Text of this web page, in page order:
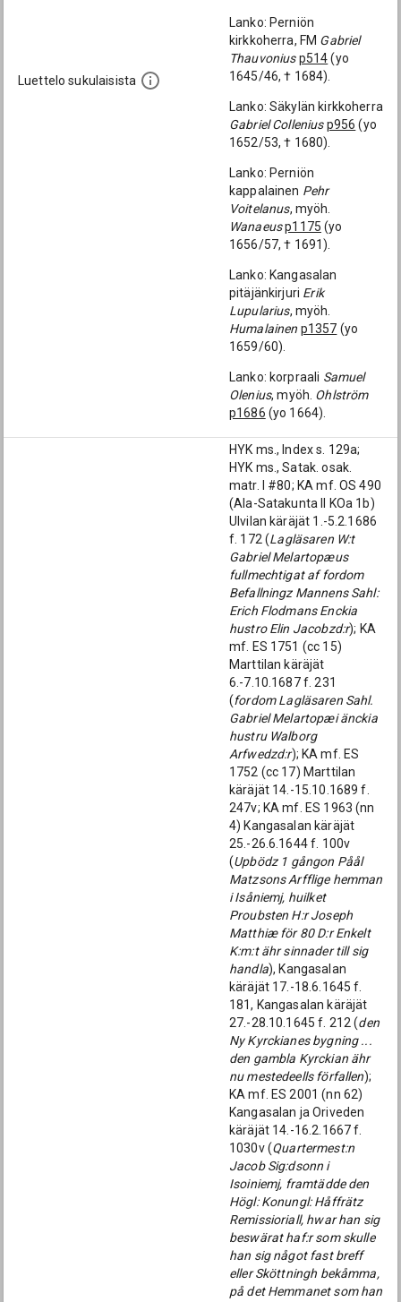
Luettelo sukulaisista
Lanko: Perniön
kirkkoherra, FM Gabriel
Thauvonius p514(yo
1645/46, † 1684).
Lanko: Säkylän kirkkoherra
Gabriel Collenius p956 (yo
1652/53, † 1680).
Lanko: Perniön
kappalainen Pehr
Voitelanus, myöh.
Wanaeusp1175 (yo
1656/57, † 1691).
Lanko: Kangasalan
pitäjänkirjuri Erik
Lupularius, myöh.
Humalainen p1357 (yo
1659/60).
Lanko: korpraali Samuel
Olenius, myöh. Ohlström
p1686 (yo 1664).
HYK ms., Index s. 129a;
HYK ms., Satak. osak.
matr. I #80; KA mf. OS 490
(Ala-Satakunta II KOa 1b)
Ulvilan käräjät 1.-5.2.1686
f. 172 (Lagläsaren W:t
Gabriel Melartopæus
fullmechtigat af fordom
Befallningz Mannens Sahl:
Erich Flodmans Enckia
hustro Elin Jacobzd:r); KA
mf. ES 1751 (cc 15)
Marttilan käräjät
6.-7.10.1687 f. 231
(fordom Lagläsaren Sahl.
Gabriel Melartopæi änckia
hustru Walborg
Arfwedzd:r); KA mf. ES
1752 (cc 17) Marttilan
käräjät 14.-15.10.1689 f.
247v; KA mf. ES 1963 (nn
4) Kangasalan käräjät
25.-26.6.1644 f. 100v
(Upbödz 1 gångon Påål
Matzsons Arfflige hemman
i Isåniemj, huilket
Proubsten H:r Joseph
Matthiæ för 80 D:r Enkelt
K:m:t ähr sinnader till sig
handla), Kangasalan
käräjät 17.-18.6.1645 f.
181, Kangasalan käräjät
27.-28.10.1645 f. 212 (den
Ny Kyrckianes bygning ...
den gambla Kyrckian ähr
nu mestedeells förfallen);
KA mf. ES 2001 (nn 62)
Kangasalan ja Oriveden
käräjät 14.-16.2.1667 f.
1030v (Quartermest:n
Jacob Sig:dsonn i
Isoiniemj, framtädde den
Högl: Konungl: Håffrätz
Remissioriall, hwar han sig
beswärat haf:r som skulle
han sig något fast breff
eller Sköttningh bekåmma,
på det Hemmanet som han